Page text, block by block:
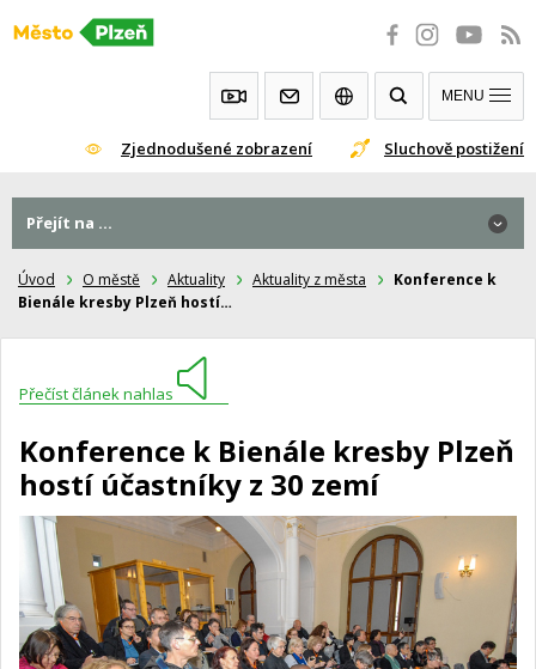
Přeskočit
Zjednodušené zobrazení Sluchově postižení
MENU
Úvod O městě Aktuality Aktuality z města
Konference k
Bienále kresby Plzeň hostí…
Přečíst článek nahlas
Konference k Bienále kresby Plzeň
hostí účastníky z 30 zemí
Přejít na ...